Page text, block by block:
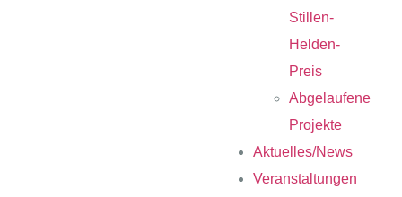
Stillen-
Helden-
Preis
Abgelaufene
Projekte
Aktuelles/News
Veranstaltungen